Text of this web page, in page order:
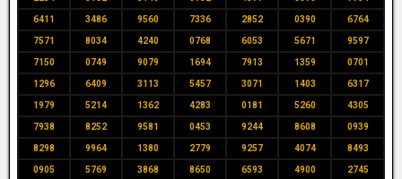
6411 3486 9560 7336 2852 0390 6764
7571 8034 4240 0768 6053 5671 9597
7150 0749 9079 1694 7913 1359 0701
1296 6409 3113 5457 3071 1403 6317
1979 5214 1362 4283 0181 5260 4305
7938 8252 9581 0453 9244 8608 0939
8298 9964 1380 2779 9257 4074 8493
0905 5769 3868 8650 6593 4900 2745